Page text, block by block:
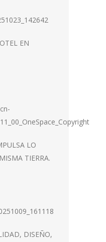
EN
LO
TIERRA.
DISEÑO,